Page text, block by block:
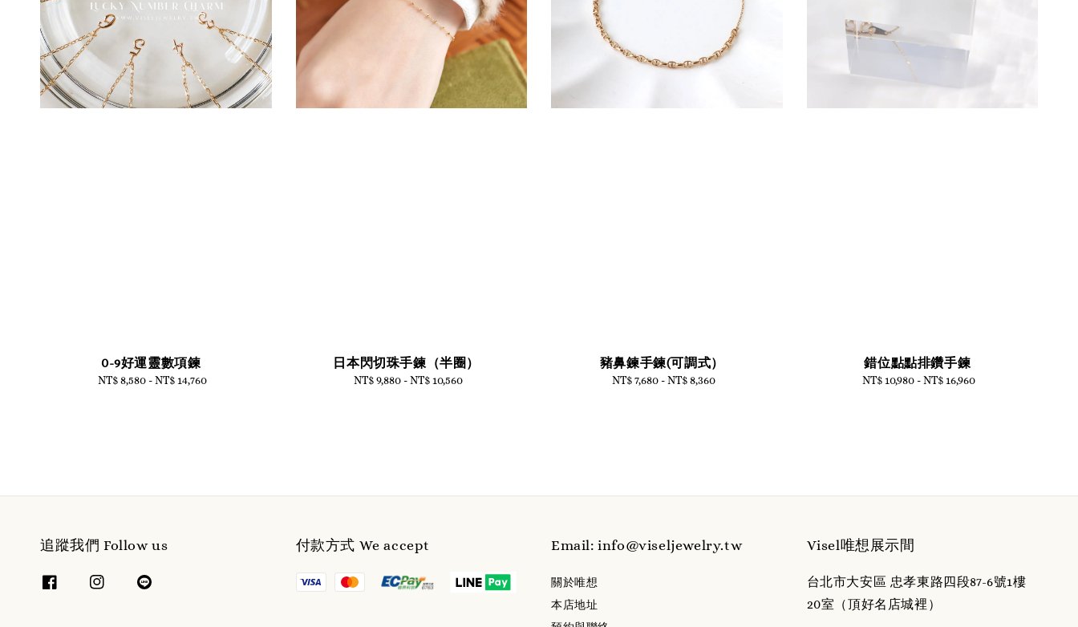
0-9好運靈數項鍊
Regular
NT$ 8,580 -NT$ 14,760
日本閃切珠手鍊（半圈）
Regular
NT$ 9,880-NT$ 10,560
豬鼻鍊手鍊(可調式）
Regular
NT$ 7,680-NT$ 8,360
錯位點點排鑽手鍊
Regular
NT$ 10,980 -NT$ 16,960
追蹤我們 Follow us 付款方式 We accept Email: info@viseljewelry.tw
關於唯想
本店地址
Visel唯想展示間
台北市大安區 忠孝東路四段87-6號1樓
20室（頂好名店城裡）